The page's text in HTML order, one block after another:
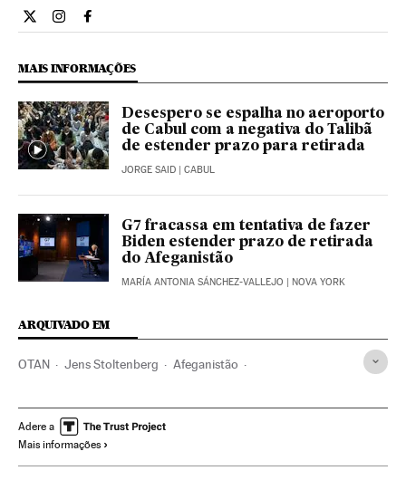
Internacional El País Brasil en Twitter
Internacional El País Brasil en Instagram
Internacional El País Brasil en Facebook
MAIS INFORMAÇÕES
Desespero se espalha no aeroporto
de Cabul com a negativa do Talibã
de estender prazo para retirada
JORGE SAID | CABUL
G7 fracassa em tentativa de fazer
Biden estender prazo de retirada
do Afeganistão
MARÍA ANTONIA SÁNCHEZ-VALLEJO | NOVA YORK
ARQUIVADO EM
OTAN Jens Stoltenberg Afeganistão
Relações internacionais Talibãs
terrorismo islâmico
Adere a
Mais informações